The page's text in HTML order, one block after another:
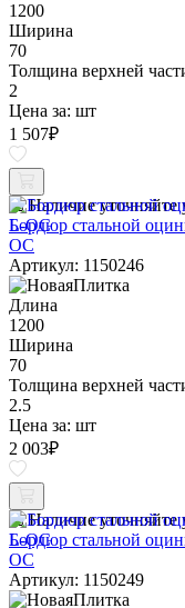
1200
Ширина
70
Толщина верхней
2
Цена за: шт
1 507₽
Наличие уточняйте
Бордюр стальной
ОС
Артикул: 1150246
Длина
1200
Ширина
70
Толщина верхней
2.5
Цена за: шт
2 003₽
Наличие уточняйте
Бордюр стальной
ОС
Артикул: 1150249